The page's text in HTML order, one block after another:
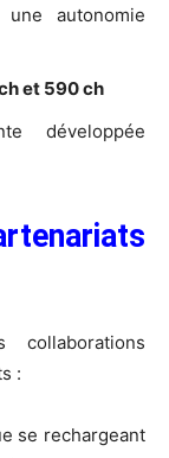
autonomie
et 590 ch
développée
collaborations
:
se rechargeant